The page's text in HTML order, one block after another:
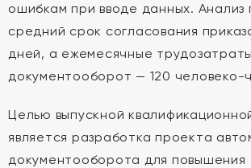
ошибкам при вводе данных. Анализ
средний срок согласования
дней, а ежемесячные
документооборот — 120 человеко-
Целью выпускной
является разработка проекта
документооборота для повышения